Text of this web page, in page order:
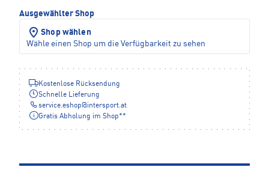
Ausgewählter Shop
Shop wählen
Wähle einen Shop um die Verfügbarkeit zu sehen
Kostenlose Rücksendung
Schnelle Lieferung
service.eshop@ intersport.at
Gratis Abholung im Shop**